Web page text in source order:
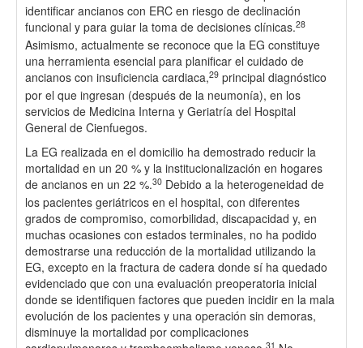
identificar ancianos con ERC en riesgo de declinación
funcional y para guiar la toma de decisiones clínicas.28
Asimismo, actualmente se reconoce que la EG constituye
una herramienta esencial para planificar el cuidado de
ancianos con insuficiencia cardiaca,29 principal diagnóstico
por el que ingresan (después de la neumonía), en los
servicios de Medicina Interna y Geriatría del Hospital
General de Cienfuegos.
La EG realizada en el domicilio ha demostrado reducir la
mortalidad en un 20 % y la institucionalización en hogares
de ancianos en un 22 %.30 Debido a la heterogeneidad de
los pacientes geriátricos en el hospital, con diferentes
grados de compromiso, comorbilidad, discapacidad y, en
muchas ocasiones con estados terminales, no ha podido
demostrarse una reducción de la mortalidad utilizando la
EG, excepto en la fractura de cadera donde sí ha quedado
evidenciado que con una evaluación preoperatoria inicial
donde se identifiquen factores que pueden incidir en la mala
evolución de los pacientes y una operación sin demoras,
disminuye la mortalidad por complicaciones
31